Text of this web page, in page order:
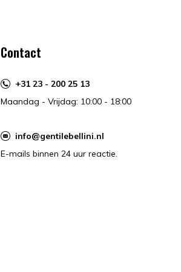
Contact
+31 23 - 200 25 13
Maandag - Vrijdag: 10:00 - 18:00
info@gentilebellini.nl
E-mails binnen 24 uur reactie.